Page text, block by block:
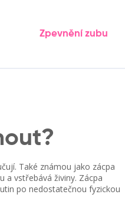
Zpevnění zubu
. Také známou jako zácpa
a vstřebává živiny. Zácpa
po nedostatečnou fyzickou